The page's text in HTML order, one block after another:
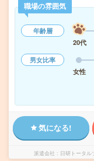
職場の雰囲気
年齢層
20代
男女比率
女性
気になる!
派遣会社 日研トータ